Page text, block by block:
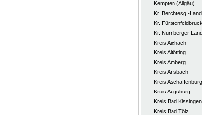
Kempten (Allgäu)
Kr. Berchtesg.-Land
Kr. Fürstenfeldbruck
Kr. Nürnberger Land
Kreis Aichach
Kreis Altötting
Kreis Amberg
Kreis Ansbach
Kreis Aschaffenburg
Kreis Augsburg
Kreis Bad Kissingen
Kreis Bad Tölz